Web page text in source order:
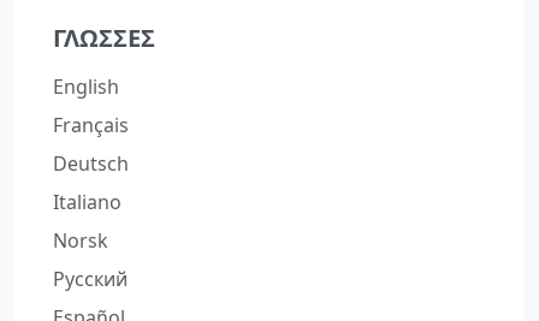
ΓΛΏΣΣΕΣ
English
Français
Deutsch
Italiano
Norsk
Русский